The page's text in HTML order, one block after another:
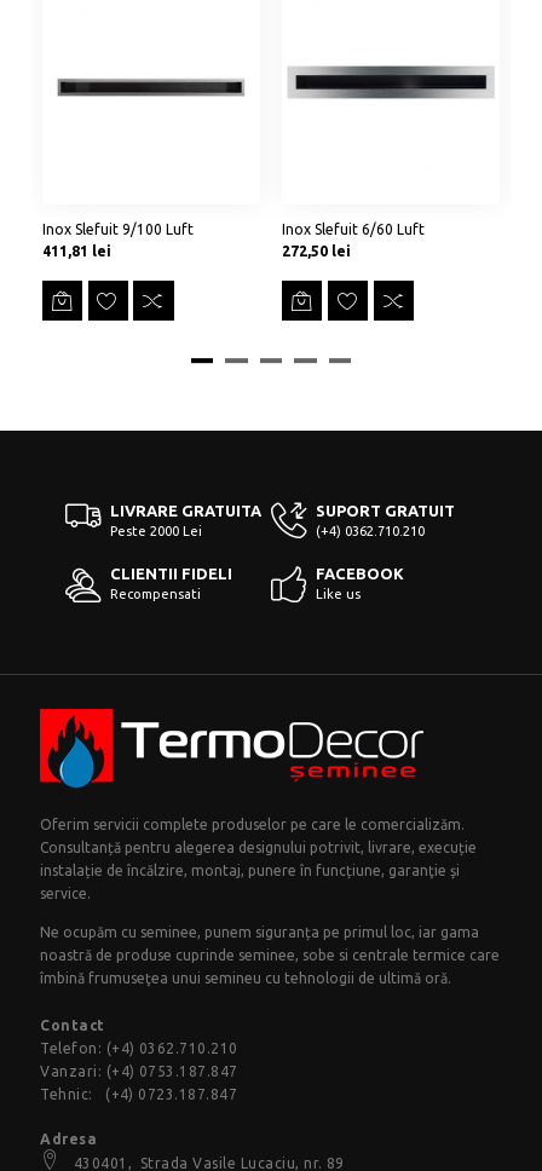
Inox Slefuit 9/100 Luft
Preț
411,81 lei
Inox Slefuit 6/60 Luft
Preț
272,50 lei
LIVRARE GRATUITA
Peste 2000 Lei
SUPORT GRATUIT
(+4) 0362.710.210
CLIENTII FIDELI
Recompensati
FACEBOOK
Like us
Oferim servicii complete produselor pe care le comercializăm.
Consultanță pentru alegerea designului potrivit, livrare, execuție
instalație de încălzire, montaj, punere în funcțiune, garanţie şi
service.
Ne ocupăm cu seminee, punem siguranța pe primul loc, iar gama
noastră de produse cuprinde seminee, sobe si centrale termice care
îmbină frumuseţea unui semineu cu tehnologii de ultimă oră.
Contact
Telefon: (+4) 0362.710.210
Vanzari: (+4) 0753.187.847
Tehnic:
(+4) 0723.187.847
Adresa
430401, Strada Vasile Lucaciu, nr. 89